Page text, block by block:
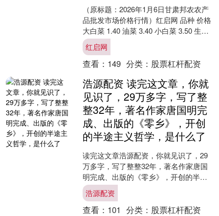
（原标题：2026年1月6日甘肃邦农农产
品批发市场价格行情）红启网 品种 价格
大白菜 1.40 油菜 3.40 小白菜 3.50 生菜
4.30 菠菜 7.4....
红启网
查看： 149 分类： 股票杠杆配资
浩源配资 读完这文章，你就
见识了，29万多字，写了整
整32年，著名作家唐国明完
成、出版的《零乡》，开创
的半途主义哲学，是什么了
读完这文章浩源配资，你就见识了，29
万多字，写了整整32年，著名作家唐国
明完成、出版的《零乡》，开创的半途
主义哲学，是什么了 【正文在本文第一
张图片下】 ———....
浩源配资
查看： 101 分类： 股票杠杆配资